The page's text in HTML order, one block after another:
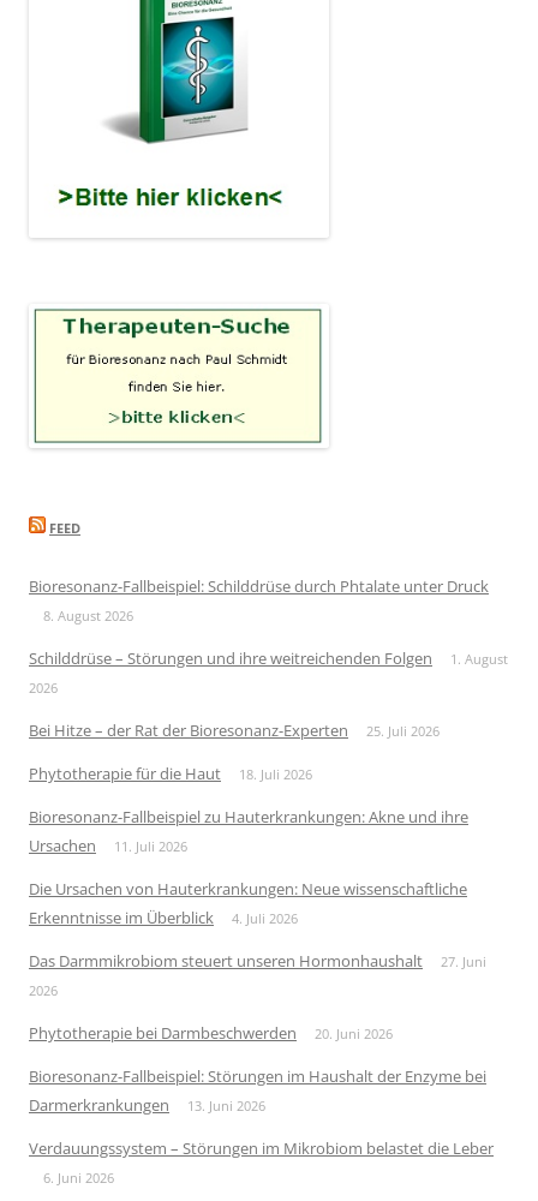
FEED
Bioresonanz-Fallbeispiel: Schilddrüse durch Phtalate unter Druck
8. August 2026
Schilddrüse – Störungen und ihre weitreichenden Folgen
1. August
2026
Bei Hitze – der Rat der Bioresonanz-Experten 25. Juli 2026
Phytotherapie für die Haut 18. Juli 2026
Bioresonanz-Fallbeispiel zu Hauterkrankungen: Akne und ihre
Ursachen
11. Juli 2026
Die Ursachen von Hauterkrankungen: Neue wissenschaftliche
Erkenntnisse im Überblick
4. Juli 2026
Das Darmmikrobiom steuert unseren Hormonhaushalt
27. Juni
2026
Phytotherapie bei Darmbeschwerden 20. Juni 2026
Bioresonanz-Fallbeispiel: Störungen im Haushalt der Enzyme bei
Darmerkrankungen
13. Juni 2026
Verdauungssystem – Störungen im Mikrobiom belastet die Leber
6. Juni 2026